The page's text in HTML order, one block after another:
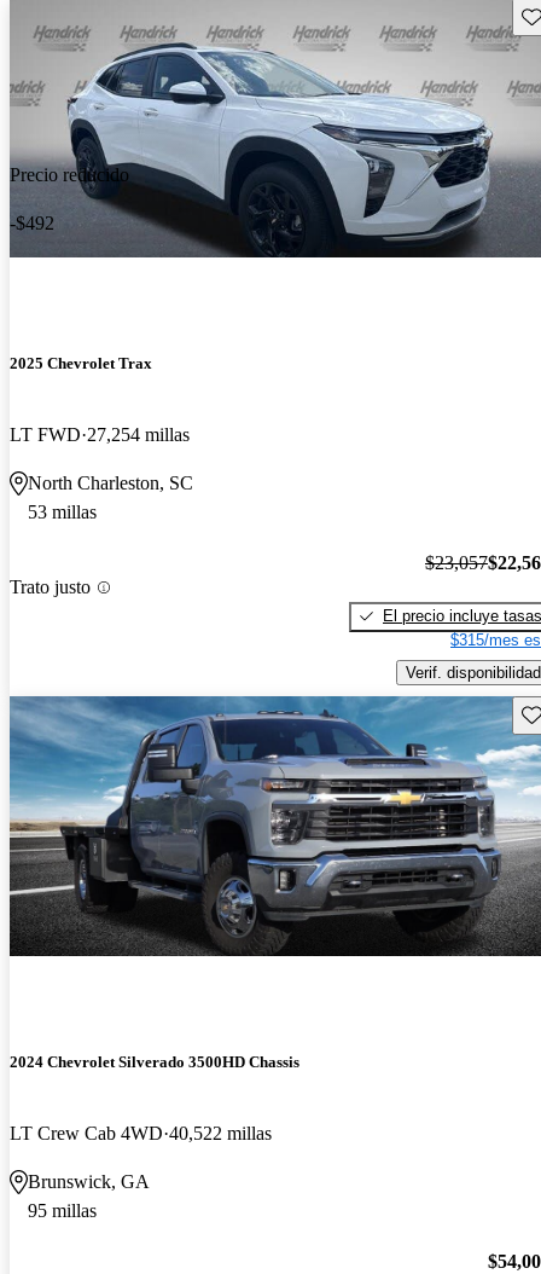
Precio reducido
-$492
2025 Chevrolet Trax
LT FWD 27,254 millas
North Charleston, SC
53 millas
Trato justo
$23,057
El precio incluye tasas
$315/mes
Verif. disponibilidad
2024 Chevrolet Silverado 3500HD Chassis
LT Crew Cab 4WD 40,522 millas
Brunswick, GA
95 millas